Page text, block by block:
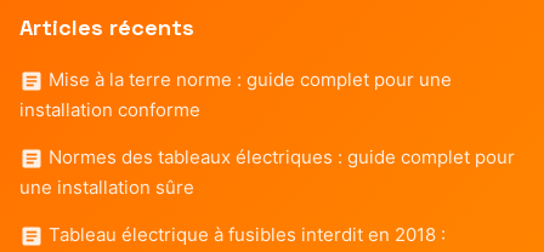
Articles récents
Mise à la terre norme : guide complet pour une
installation conforme
Normes des tableaux électriques : guide complet pour
une installation sûre
Tableau électrique à fusibles interdit en 2018 :